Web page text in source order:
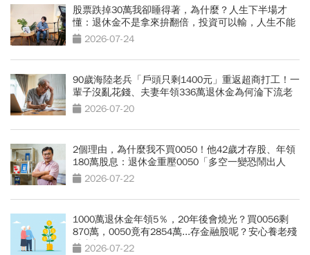
股票跌掉30萬我卻睡得著，為什麼？人生下半場才
懂：退休金不是拿來拚翻倍，投資可以輸，人生不能
賭 2026-07-24
90歲海陸老兵「戶頭只剩1400元」重返超商打工！一
輩子沒亂花錢、夫妻年領336萬退休金為何淪下流老
人？2026-07-20
2個理由，為什麼我不買0050！他42歲才存股、年領
180萬股息：退休金重壓0050「多空一變恐鬧出人
命」2026-07-22
1000萬退休金年領5％，20年後會燒光？買0056剩
870萬，0050竟有2854萬...存金融股呢？安心養老殘
酷真相
2026-07-22